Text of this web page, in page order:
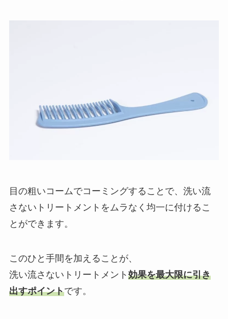
目の粗いコームでコーミングすることで、洗い流
さないトリートメントをムラなく均一に付けるこ
とができます。
このひと手間を加えることが、
洗い流さないトリートメント 効果を最大限に引き
出すポイントです。